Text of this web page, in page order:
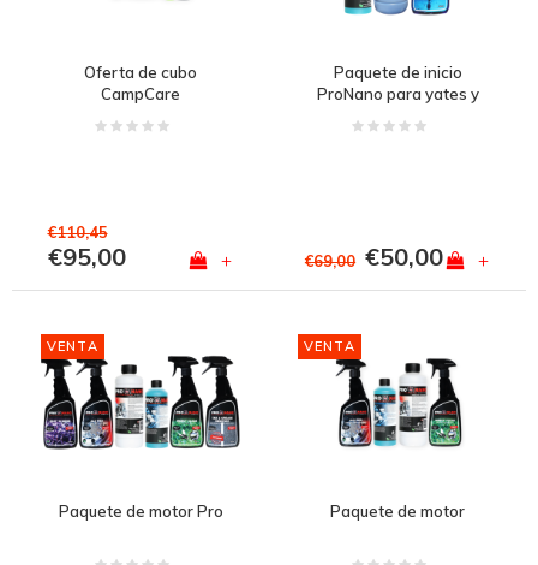
Oferta de cubo
CampCare
€110,45
€95,00 +
Paquete de inicio
ProNano para yates y
€69,00 €50,00 +
VENTA
Paquete de motor Pro
VENTA
Paquete de motor